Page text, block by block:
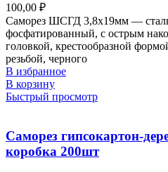
100,00 ₽
Саморез ШСГД 3,8х19мм —
фосфатированный, с острым
головкой, крестообразной
резьбой, черного
В избранное
В корзину
Быстрый просмотр
Саморез гипсокартон-
коробка 200шт